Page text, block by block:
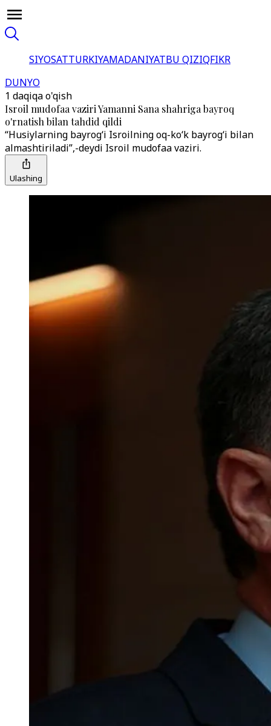
SIYOSATTURKIYAMADANIYATBU QIZIQFIKR
DUNYO
1 daqiqa o'qish
Isroil mudofaa vaziri Yamanni Sana shahriga bayroq
o'rnatish bilan tahdid qildi
“Husiylarning bayrog‘i Isroilning oq-ko‘k bayrog‘i bilan
almashtiriladi”,-deydi Isroil mudofaa vaziri.
Ulashing